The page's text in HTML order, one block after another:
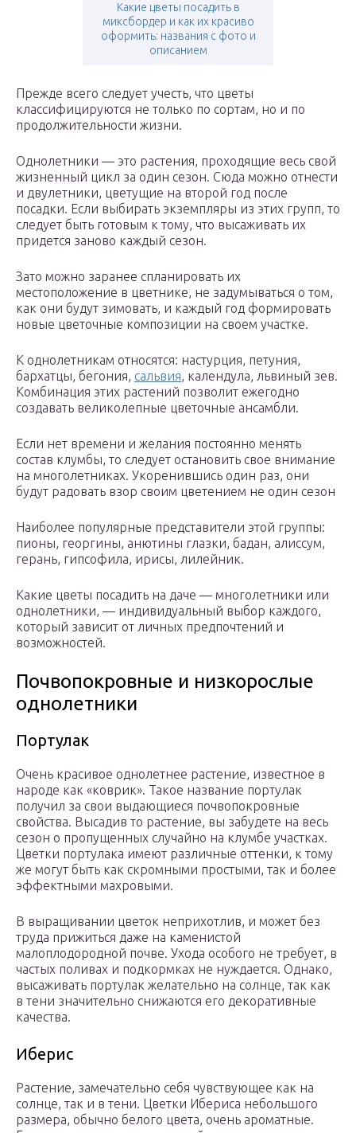
Какие цветы посадить в
миксбордер и как их красиво
оформить: названия с фото и
описанием
Прежде всего следует учесть, что цветы
классифицируются не только по сортам, но и по
продолжительности жизни.
Однолетники — это растения, проходящие весь свой
жизненный цикл за один сезон. Сюда можно отнести
и двулетники, цветущие на второй год после
посадки. Если выбирать экземпляры из этих групп, то
следует быть готовым к тому, что высаживать их
придется заново каждый сезон.
Зато можно заранее спланировать их
местоположение в цветнике, не задумываться о том,
как они будут зимовать, и каждый год формировать
новые цветочные композиции на своем участке.
К однолетникам относятся: настурция, петуния,
бархатцы, бегония, сальвия, календула, львиный зев.
Комбинация этих растений позволит ежегодно
создавать великолепные цветочные ансамбли.
Если нет времени и желания постоянно менять
состав клумбы, то следует остановить свое внимание
на многолетниках. Укоренившись один раз, они
будут радовать взор своим цветением не один сезон
Наиболее популярные представители этой группы:
пионы, георгины, анютины глазки, бадан, алиссум,
герань, гипсофила, ирисы, лилейник.
Какие цветы посадить на даче — многолетники или
однолетники, — индивидуальный выбор каждого,
который зависит от личных предпочтений и
возможностей.
Почвопокровные и низкорослые
однолетники
Портулак
Очень красивое однолетнее растение, известное в
народе как «коврик». Такое название портулак
получил за свои выдающиеся почвопокровные
свойства. Высадив то растение, вы забудете на весь
сезон о пропущенных случайно на клумбе участках.
Цветки портулака имеют различные оттенки, к тому
же могут быть как скромными простыми, так и более
эффектными махровыми.
В выращивании цветок неприхотлив, и может без
труда прижиться даже на каменистой
малоплодородной почве. Ухода особого не требует, в
частых поливах и подкормках не нуждается. Однако,
высаживать портулак желательно на солнце, так как
в тени значительно снижаются его декоративные
качества.
Иберис
Растение, замечательно себя чувствующее как на
солнце, так и в тени. Цветки Ибериса небольшого
размера, обычно белого цвета, очень ароматные.